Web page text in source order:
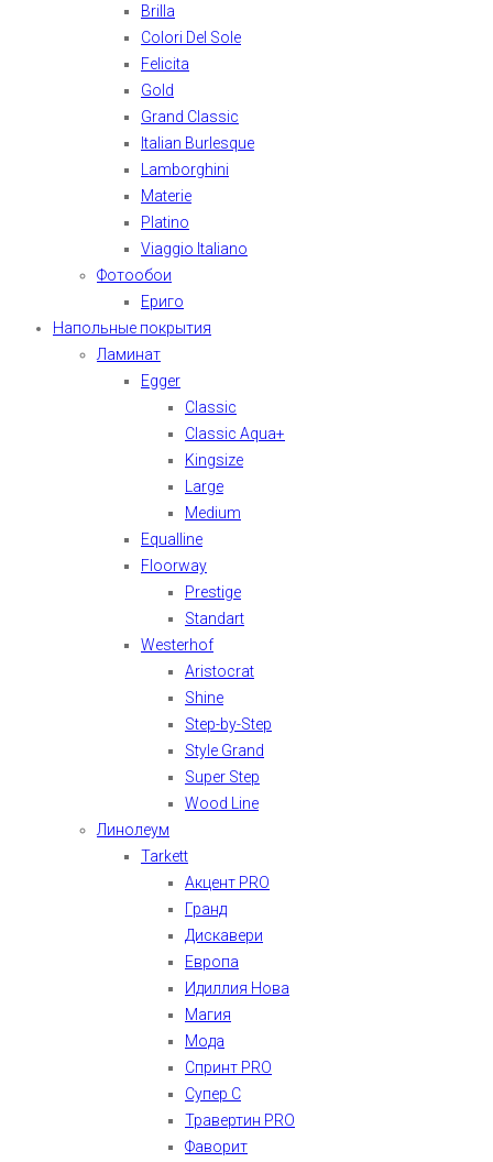
Brilla
Colori Del Sole
Felicita
Gold
Grand Classic
Italian Burlesque
Lamborghini
Materie
Platino
Viaggio Italiano
Фотообои
Ериго
Напольные покрытия
Ламинат
Egger
Classic
Classic Aqua+
Kingsize
Large
Medium
Equalline
Floorway
Prestige
Standart
Westerhof
Aristocrat
Shine
Step-by-Step
Style Grand
Super Step
Wood Line
Линолеум
Tarkett
Акцент PRO
Гранд
Дискавери
Европа
Идиллия Нова
Магия
Мода
Спринт PRO
Супер С
Травертин PRO
Фаворит